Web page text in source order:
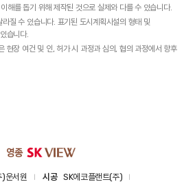
해를 돕기 위해 제작된 것으로 실제와 다를 수 있습니다.
질 수 있습니다. 표기된 도시계획시설의 형태 및
습니다.
현장 여건 및 인, 허가 시 과정과 심의, 협의 과정에서 향후
)운서원 시공 SK에코플랜트(주)